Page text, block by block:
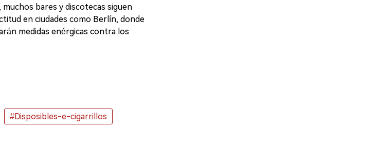
bares y discotecas siguen
en ciudades como Berlín, donde
medidas enérgicas contra los
#Disposibles-e-cigarrillos